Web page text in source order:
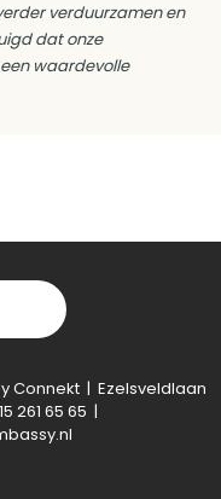
verduurzamen en
dat onze
waardevolle
Connekt | Ezelsveldlaan
261 65 65 |